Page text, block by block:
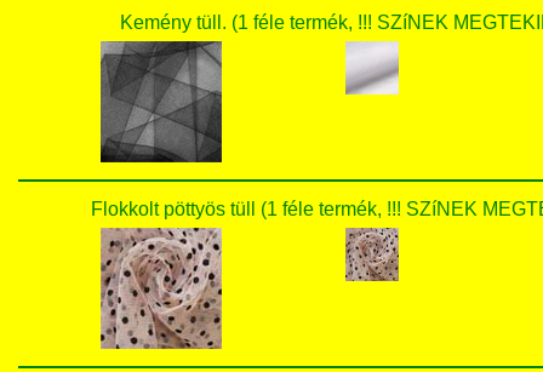
Kemény tüll. (1 féle termék, !!! SZíNEK
Flokkolt pöttyös tüll (1 féle termék, !!! SZíNEK